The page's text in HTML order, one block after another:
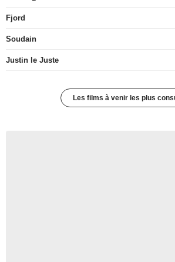
Fjord
Soudain
Justin le Juste
Les films à venir les plus